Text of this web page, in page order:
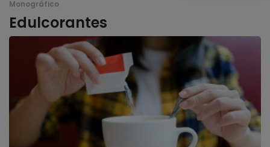
Monográfico
Edulcorantes